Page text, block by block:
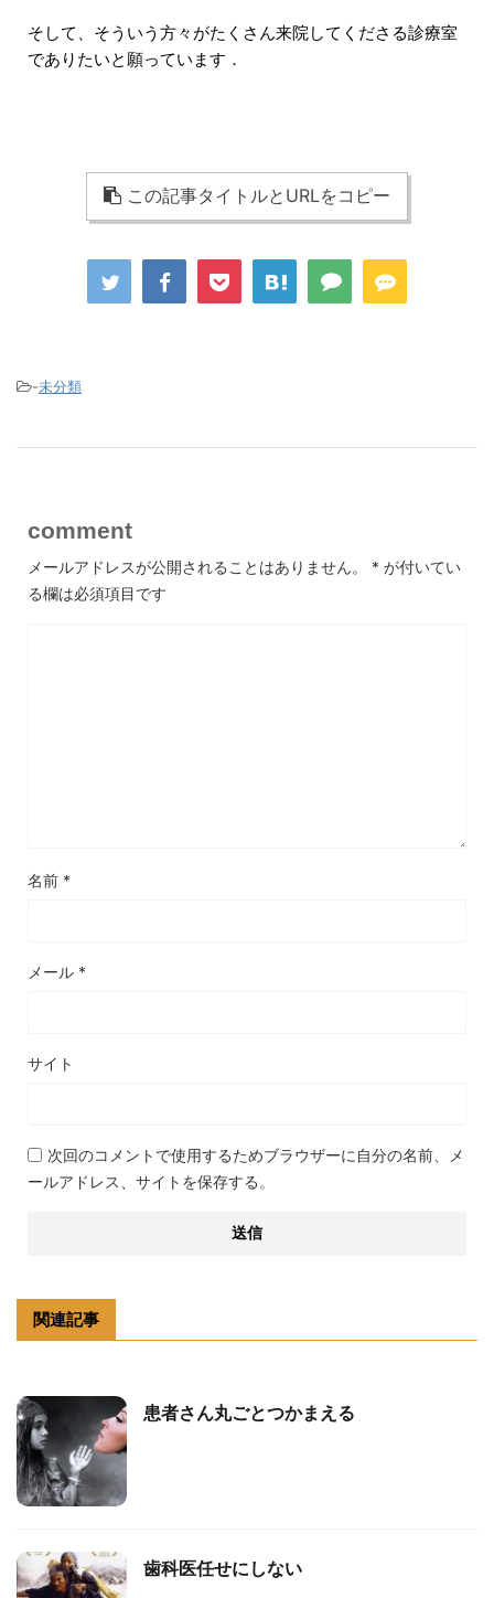
そして、そういう方々がたくさん来院してくださる診療室
でありたいと願っています．
この記事タイトルとURLをコピー
-未分類
comment
メールアドレスが公開されることはありません。 * が付いてい
る欄は必須項目です
名前 *
メール *
サイト
次回のコメントで使用するためブラウザーに自分の名前、メ
ールアドレス、サイトを保存する。
関連記事
患者さん丸ごとつかまえる
歯科医任せにしない